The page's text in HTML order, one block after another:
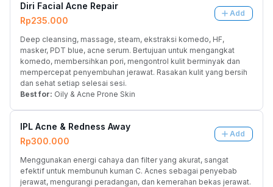
Diri Facial Acne Repair
Rp235.000
Add
Deep cleansing, massage, steam, ekstraksi komedo, HF,
masker, PDT blue, acne serum. Bertujuan untuk mengangkat
komedo, membersihkan pori, mengontrol kulit berminyak dan
mempercepat penyembuhan jerawat. Rasakan kulit yang bersih
dan sehat setiap selesai sesi.
Best for: Oily & Acne Prone Skin
IPL Acne & Redness Away
Rp300.000
Add
Menggunakan energi cahaya dan filter yang akurat, sangat
efektif untuk membunuh kuman C. Acnes sebagai penyebab
jerawat, mengurangi peradangan, dan kemerahan bekas jerawat.